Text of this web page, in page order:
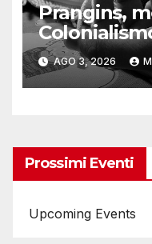
Prangins,
della
AGO 3, 2026
Prossimi Eventi
Upcoming Events